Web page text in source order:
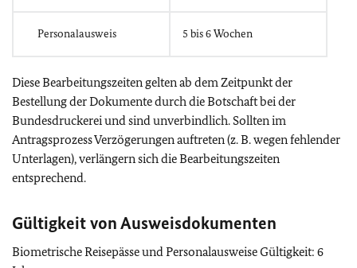
Personalausweis 5 bis 6 Wochen
Diese Bearbeitungszeiten gelten ab dem Zeitpunkt der
Bestellung der Dokumente durch die Botschaft bei der
Bundesdruckerei und sind unverbindlich. Sollten im
Antragsprozess Verzögerungen auftreten (z. B. wegen fehlender
Unterlagen), verlängern sich die Bearbeitungszeiten
entsprechend.
Gültigkeit von Ausweisdokumenten
Biometrische Reisepässe und Personalausweise Gültigkeit: 6